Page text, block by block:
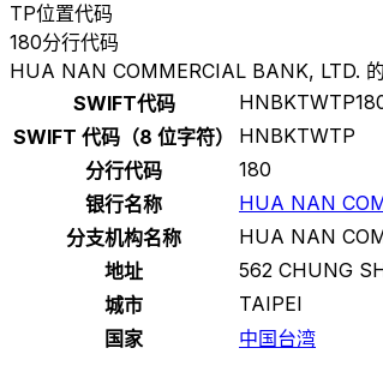
TP位置代码
180分行代码
HUA NAN COMMERCIAL BANK, LTD.
SWIFT代码
SWIFT 代码（8 位字符）
HNBKTWTP
分行代码
180
银行名称
HUA NAN
分支机构名称
HUA NAN
地址
562 CHUNG
城市
TAIPEI
国家
中国台湾